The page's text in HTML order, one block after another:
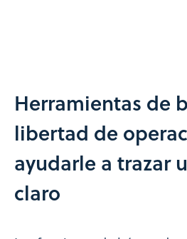
Herramientas de
libertad de
ayudarle a trazar
claro